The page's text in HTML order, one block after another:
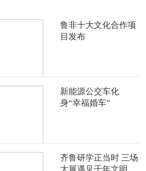
鲁非十大文化合作项
目发布
新能源公交车化
身“幸福婚车”
齐鲁研学正当时 三场
大展遇见千年文明